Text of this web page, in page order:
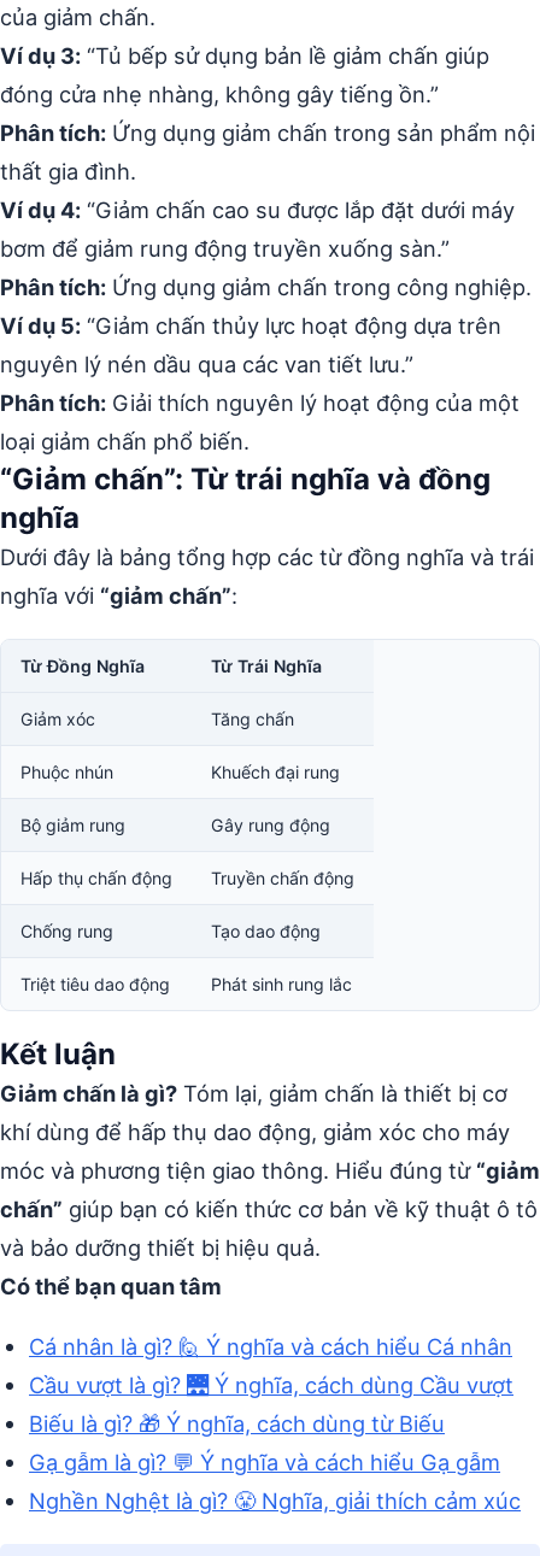
của giảm chấn.
Ví dụ 3: “Tủ bếp sử dụng bản lề giảm chấn giúp
đóng cửa nhẹ nhàng, không gây tiếng ồn.”
Phân tích: Ứng dụng giảm chấn trong sản phẩm nội
thất gia đình.
Ví dụ 4: “Giảm chấn cao su được lắp đặt dưới máy
bơm để giảm rung động truyền xuống sàn.”
Phân tích: Ứng dụng giảm chấn trong công nghiệp.
Ví dụ 5: “Giảm chấn thủy lực hoạt động dựa trên
nguyên lý nén dầu qua các van tiết lưu.”
Phân tích: Giải thích nguyên lý hoạt động của một
loại giảm chấn phổ biến.
“Giảm chấn”: Từ trái nghĩa và đồng
nghĩa
Dưới đây là bảng tổng hợp các từ đồng nghĩa và trái
nghĩa với “giảm chấn”:
Từ Đồng Nghĩa Từ Trái Nghĩa
Giảm xóc Tăng chấn
Phuộc nhún Khuếch đại rung
Bộ giảm rung Gây rung động
Hấp thụ chấn động Truyền chấn động
Chống rung Tạo dao động
Triệt tiêu dao động Phát sinh rung lắc
Kết luận
Giảm chấn là gì? Tóm lại, giảm chấn là thiết bị cơ
khí dùng để hấp thụ dao động, giảm xóc cho máy
móc và phương tiện giao thông. Hiểu đúng từ “giảm
chấn” giúp bạn có kiến thức cơ bản về kỹ thuật ô tô
và bảo dưỡng thiết bị hiệu quả.
Có thể bạn quan tâm
Cá nhân là gì? 🙋 Ý nghĩa và cách hiểu Cá nhân
Cầu vượt là gì? 🌉 Ý nghĩa, cách dùng Cầu vượt
Biếu là gì? 🎁 Ý nghĩa, cách dùng từ Biếu
Gạ gẫm là gì? 💬 Ý nghĩa và cách hiểu Gạ gẫm
Nghền Nghệt là gì? 😤 Nghĩa, giải thích cảm xúc